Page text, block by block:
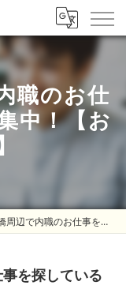
職のお仕
中！【お
お仕事を探している方募集中！【お仕事の内容】
事を探している